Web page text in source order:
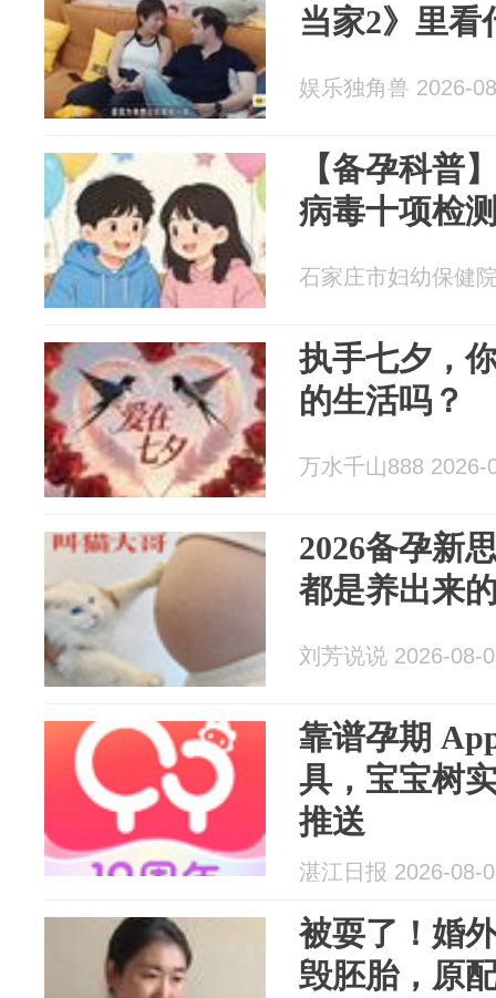
当家2》里看
娱乐独角兽 2026-
【备孕科
病毒十项检
石家庄市妇幼保健
执手七夕，
的生活吗？
万水千山888 2026-
2026备孕新
都是养出来
刘芳说说 2026-08-
靠谱孕期
具，宝宝树
推送
湛江日报 2026-08-
被耍了！婚
毁胚胎，原